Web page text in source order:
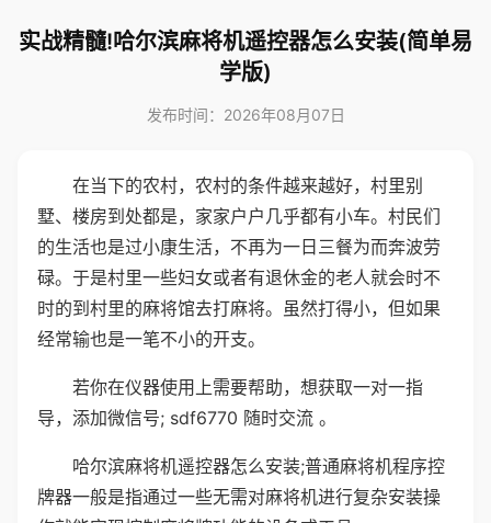
实战精髓!哈尔滨麻将机遥控器怎么安装(简单易
学版)
发布时间：2026年08月07日
在当下的农村，农村的条件越来越好，村里别
墅、楼房到处都是，家家户户几乎都有小车。村民们
的生活也是过小康生活，不再为一日三餐为而奔波劳
碌。于是村里一些妇女或者有退休金的老人就会时不
时的到村里的麻将馆去打麻将。虽然打得小，但如果
经常输也是一笔不小的开支。
若你在仪器使用上需要帮助，想获取一对一指
导，添加微信号; sdf6770 随时交流 。
哈尔滨麻将机遥控器怎么安装;普通麻将机程序控
牌器一般是指通过一些无需对麻将机进行复杂安装操